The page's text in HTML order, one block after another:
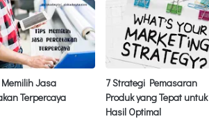
Jasa
Terpercaya
7 Strategi Pemasaran
Produk yang Tepat untuk
Hasil Optimal